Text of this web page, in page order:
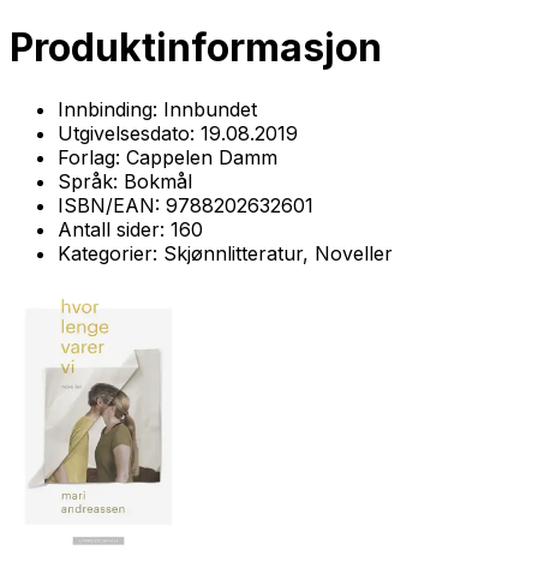
Produktinformasjon
Innbinding: Innbundet
Utgivelsesdato: 19.08.2019
Forlag: Cappelen Damm
Språk: Bokmål
ISBN/EAN: 9788202632601
Antall sider: 160
Kategorier: Skjønnlitteratur, Noveller